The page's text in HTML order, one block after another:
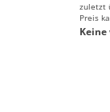
zuletzt
Preis